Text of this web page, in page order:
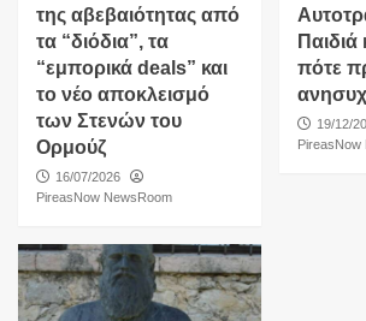
της αβεβαιότητας από
τα “διόδια”, τα
“εμπορικά deals” και
το νέο αποκλεισμό
των Στενών του
Ορμούζ
16/07/2026
PireasNow NewsRoom
πότε
19/12/
PireasNow